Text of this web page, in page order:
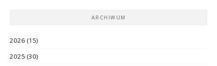
ARCHIWUM
2026 (15)
2025 (30)